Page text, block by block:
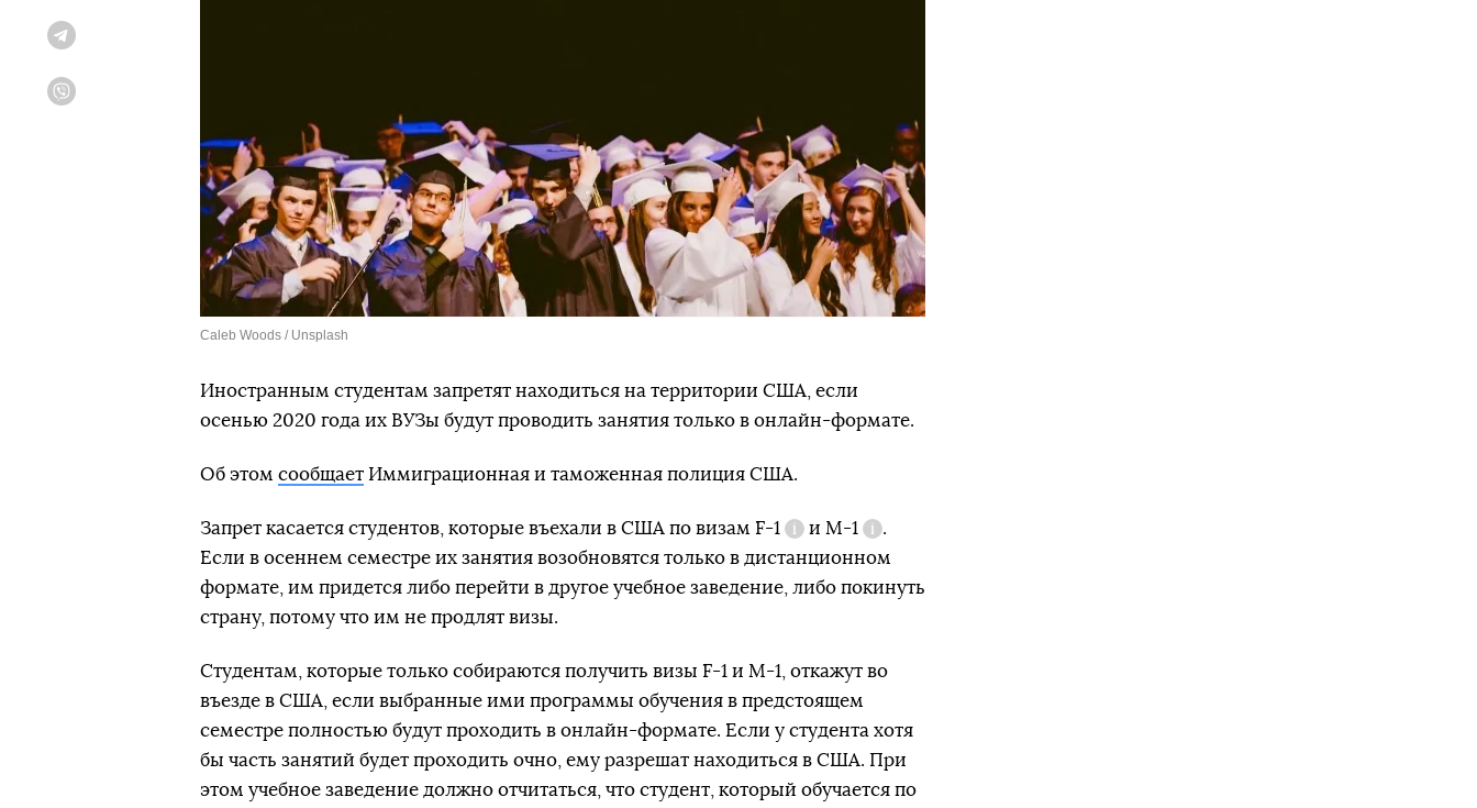
Caleb Woods / Unsplash
Иностранным студентам запретят находиться на территории США, если
осенью 2020 года их ВУЗы будут проводить занятия только в онлайн-формате.
Об этом сообщает Иммиграционная и таможенная полиция США.
Запрет касается студентов, которые въехали в США по визам F-1
Справка
и M-1
Справка
.
Если в осеннем семестре их занятия возобновятся только в дистанционном
формате, им придется либо перейти в другое учебное заведение, либо покинуть
страну, потому что им не продлят визы.
Студентам, которые только собираются получить визы F-1 и M-1, откажут во
въезде в США, если выбранные ими программы обучения в предстоящем
семестре полностью будут проходить в онлайн-формате. Если у студента хотя
бы часть занятий будет проходить очно, ему разрешат находиться в США. При
этом учебное заведение должно отчитаться, что студент, который обучается по